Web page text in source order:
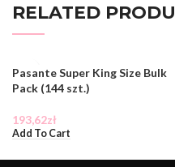
RELATED
Pasante Super King Size Bulk
Pack (144 szt.)
193,62zł
Add To Cart